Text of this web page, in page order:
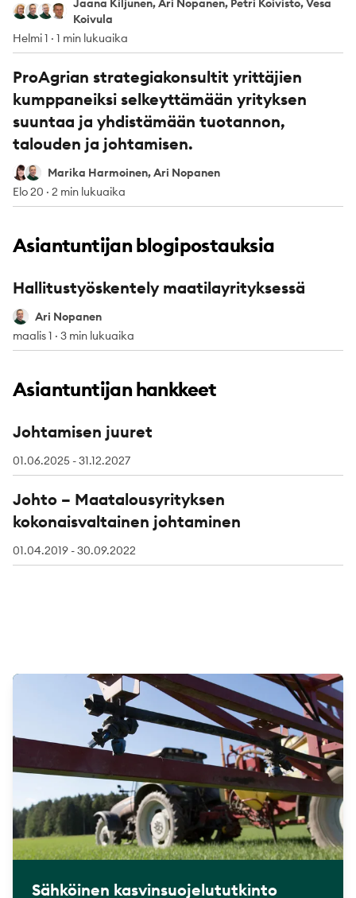
Jaana Kiljunen
Ari Nopanen
Petri Koivisto
Vesa Koivula
Jaana Kiljunen, Ari Nopanen, Petri Koivisto, Vesa
Koivula
Helmi 1 · 1 min lukuaika
ProAgrian strategiakonsultit yrittäjien
kumppaneiksi selkeyttämään yrityksen
suuntaa ja yhdistämään tuotannon,
talouden ja johtamisen.
Marika Harmoinen
Ari Nopanen
Marika Harmoinen, Ari Nopanen
Elo 20 · 2 min lukuaika
Asiantuntijan blogipostauksia
Hallitustyöskentely maatilayrityksessä
Ari Nopanen
Ari Nopanen
maalis 1 · 3 min lukuaika
Asiantuntijan hankkeet
Johtamisen juuret
01.06.2025 - 31.12.2027
Johto – Maatalousyrityksen
kokonaisvaltainen johtaminen
01.04.2019 - 30.09.2022
Sähköinen kasvinsuojelututkinto